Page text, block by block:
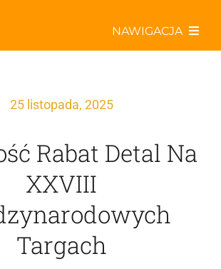
NAWIGACJA
Rabatem!
oferty!
25 listopada, 2025
Rabat Detal Na
XXVIII
Targach